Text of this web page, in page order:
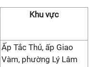
Khu vực
Ấp Tắc Thủ, ấp Giao
Vàm, phường Lý Lâm